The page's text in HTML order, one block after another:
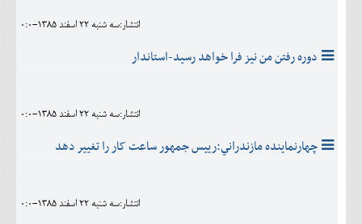
انتشار:سه شنبه 22 اسفند 1385-0:0
دوره رفتن من نيز فرا خواهد رسيد-استاندار
انتشار:سه شنبه 22 اسفند 1385-0:0
چهارنماينده مازندراني:رييس جمهور ساعت کار را تغيير دهد
انتشار:سه شنبه 22 اسفند 1385-0:0